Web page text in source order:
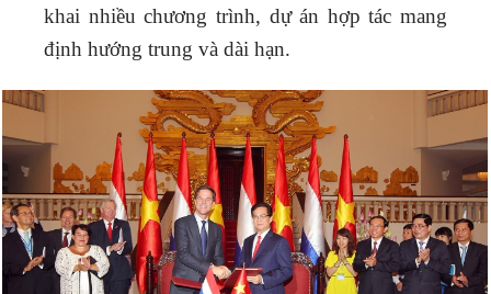
khai nhiều chương trình, dự án hợp tác mang
định hướng trung và dài hạn.